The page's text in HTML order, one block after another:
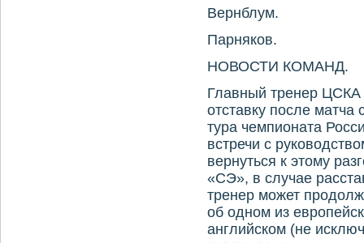
Вернблум.
Парняков.
НОВОСТИ КОМАНД.
Главный тренер ЦСКА
отставку после
тура чемпионата
встречи с
вернуться к этому
«СЭ», в случае
тренер может
об одном из
английском (не